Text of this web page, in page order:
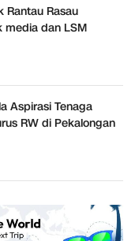
Rantau Rasau
media dan LSM
Aspirasi Tenaga
RW di Pekalongan